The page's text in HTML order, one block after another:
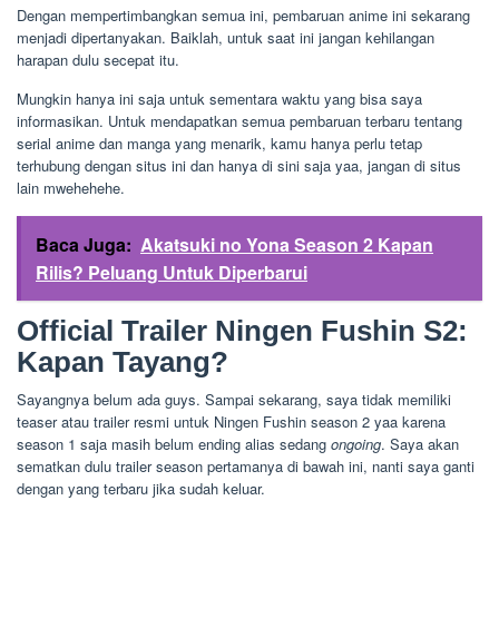
Dengan mempertimbangkan semua ini, pembaruan anime ini sekarang
menjadi dipertanyakan. Baiklah, untuk saat ini jangan kehilangan
harapan dulu secepat itu.
Mungkin hanya ini saja untuk sementara waktu yang bisa saya
informasikan. Untuk mendapatkan semua pembaruan terbaru tentang
serial anime dan manga yang menarik, kamu hanya perlu tetap
terhubung dengan situs ini dan hanya di sini saja yaa, jangan di situs
lain mwehehehe.
Baca Juga: Akatsuki no Yona Season 2 Kapan
Rilis? Peluang Untuk Diperbarui
Official Trailer Ningen Fushin S2:
Kapan Tayang?
Sayangnya belum ada guys. Sampai sekarang, saya tidak memiliki
teaser atau trailer resmi untuk Ningen Fushin season 2 yaa karena
season 1 saja masih belum ending alias sedang ongoing. Saya akan
sematkan dulu trailer season pertamanya di bawah ini, nanti saya ganti
dengan yang terbaru jika sudah keluar.